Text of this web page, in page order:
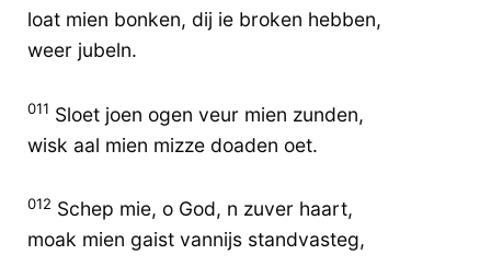
loat mien bonken, dij ie broken hebben,
weer jubeln.
011 Sloet joen ogen veur mien zunden,
wisk aal mien mizze doaden oet.
012 Schep mie, o God, n zuver haart,
moak mien gaist vannijs standvasteg,